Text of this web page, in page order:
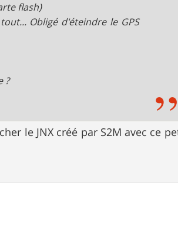
flash)
Obligé d'éteindre le GPS
?
le JNX créé par S2M avec ce